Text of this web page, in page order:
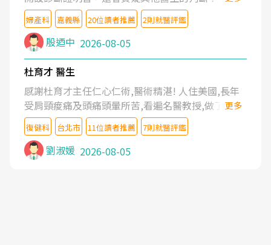
婦產科 嘉義縣 20位讀者推薦 2則就醫評鑑
殷迺中 2026-08-05
杜育才 醫生
感謝杜育才主任仁心仁術,醫術精湛! 人住美國,長年
受肩頸痠痛及頭痛頭暈所苦,看遍名醫教授,做了各種
檢查,也嘗試過西醫打針,中醫針灸及物理徒手治療都
沒有用,後來連吃到嗎啡類止痛藥都效果有限,只是壓
症狀,沒多久就痛起來,多年失眠嚴重影響生活品質.
台灣親友介紹忠孝醫院杜育才主任是頸頭症候群專
更多
復健科 台北市 11位讀者推薦 7則就醫評鑑
劉淑媛 2026-08-05